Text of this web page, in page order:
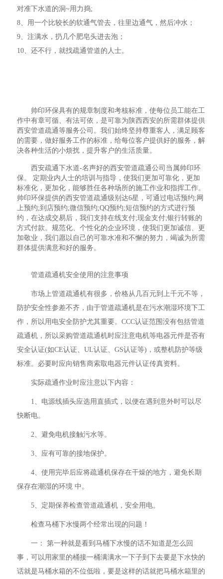
对准下水道的洞~用力捣;
8、用一个比较长的软通气管去，往里边通气，然后冲水；
9、注满水，扔几个肥皂头进去泡；
10、还不行，就找疏通管道的人士。
帅印环保具有的规章制度和考核标准，使每位员工能在工
作中有章可循、有法可依，是可靠为陕西西安的所需群体提供
西安管道疏通等服务公司。我们始终坚持尊重客人，满足顾客
的需要，做好服务工作的标准，给每位客户提供好的服务，解
决各种生活的小烦扰，提升客户的生活质量。
西安疏通下水道-名声好的西安管道疏通公司当属帅印环
保。 定期业内人士的培训与指导，使我们更加可靠化，更加
标准化，更加化，能够胜任各种场所的施工作业和指挥工作。
帅印环保提供的西安管道疏通级别达6星，可通过电话预约;网
上预约;到店预约;微信预约;QQ预约;短信预约的方式进行预
约，在达成交易后，我们支持在线支付;现金支付;银行转账的
方式付款。规范化、个性化的企业环境，使我们更加诚信、更
加敬业，我们愿以自己的可靠水准和不懈的努力，竭诚为所需
群体提供满意和好的服务。
管道疏通机安全使用的注意事项
市场上管道疏通机有很多，价格从几百元到上千元不等，
防护安全性参差不齐，由于管道疏通机是在污水潮湿环境下工
作，所以用电安全防护尤其重要。CCC认证范围没有包括管道
疏通机，所以采购管道疏通机时应注意电机等电器元件是否有
安全认证(如CE认证、UL认证、GS认证等)，或整机防护等级
标准。必要时应向销售商索取电器元件认证传真资料。
实际疏通作业时应注意以下内容：
1、电源线插头应选用直插式，以便在遇到意外时可以尽
快断电。
2、避免电机接触污水等。
3、应有可靠的接地保护。
4、使用完毕后应将疏通机保存在干燥的地方，避免长期
保存在潮湿的环境 中。
5、定期保养检查管道疏通机，安全用电。
检查马桶下水慢两个经常出现的问题！
一： 第一种就是看到马桶下水慢的话不知道是怎么回
事，可以用家里的桶接一桶满满水一下子到下去要是下水快的
话就是马桶水箱的不位低啦，要是这样的话就把马桶水箱里的